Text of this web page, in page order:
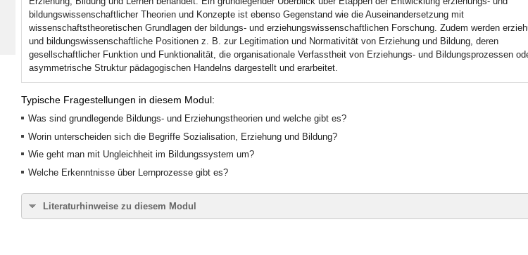
bildungswissenschaftlicher Theorien und Konzepte ist ebenso Gegenstand wie die Auseinandersetzung mit
wissenschaftstheoretischen Grundlagen der bildungs- und erziehungswissenschaftlichen Forschung. Zudem werden
und bildungswissenschaftliche Positionen z. B. zur Legitimation und Normativität von Erziehung und Bildung, deren
gesellschaftlicher Funktion und Funktionalität, die organisationale Verfasstheit von Erziehungs- und Bildungsprozessen
asymmetrische Struktur pädagogischen Handelns dargestellt und erarbeitet.
Typische Fragestellungen in diesem Modul:
Was sind grundlegende Bildungs- und Erziehungstheorien und welche gibt es?
Worin unterscheiden sich die Begriffe Sozialisation, Erziehung und Bildung?
Wie geht man mit Ungleichheit im Bildungssystem um?
Welche Erkenntnisse über Lernprozesse gibt es?
Literaturhinweise zu diesem Modul